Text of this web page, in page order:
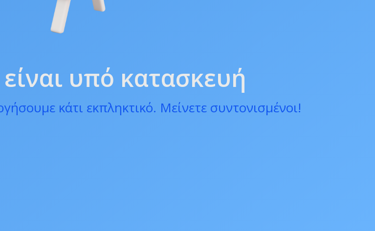
υπό κατασκευή
κάτι εκπληκτικό. Μείνετε συντονισμένοι!